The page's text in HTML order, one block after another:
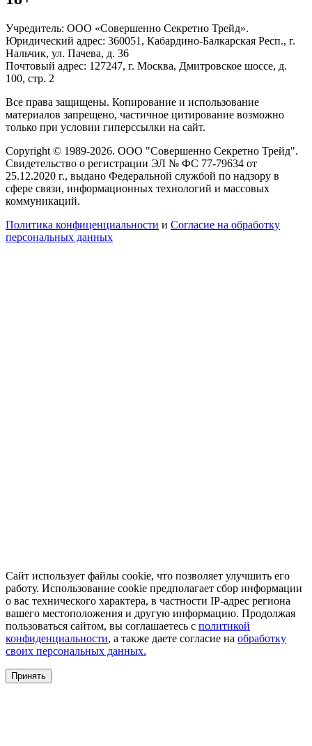
Учредитель: ООО «Совершенно Секретно Трейд».
Юридический адрес: 360051, Кабардино-Балкарская Респ., г.
Нальчик, ул. Пачева, д. 36
Почтовый адрес: 127247, г. Москва, Дмитровское шоссе, д.
100, стр. 2
Все права защищены. Копирование и использование
материалов запрещено, частичное цитирование возможно
только при условии гиперссылки на сайт.
Copyright © 1989-2026. ООО "Совершенно Секретно Трейд".
Свидетельство о регистрации ЭЛ № ФС 77-79634 от
25.12.2020 г., выдано Федеральной службой по надзору в
сфере связи, информационных технологий и массовых
коммуникаций.
Политика конфиценциальности и Согласие на обработку
персональных данных
Сайт использует файлы cookie, что позволяет улучшить его
работу. Использование cookie предполагает сбор информации
о вас технического характера, в частности IP-адрес региона
вашего местоположения и другую информацию. Продолжая
пользоваться сайтом, вы соглашаетесь с политикой
конфиденциальности, а также даете согласие на обработку
своих персональных данных.
Принять